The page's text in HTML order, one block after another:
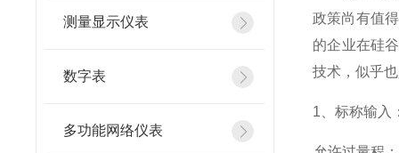
测量显示仪表
数字表
多功能网络仪表
政策尚有值
的企业在硅
技术，似乎
1 、标称输入